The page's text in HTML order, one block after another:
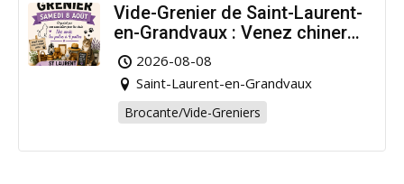
Vide-Grenier de Saint-Laurent-
en-Grandvaux : Venez chiner
pour la bonne cause !
2026-08-08
Saint-Laurent-en-Grandvaux
Brocante/Vide-Greniers